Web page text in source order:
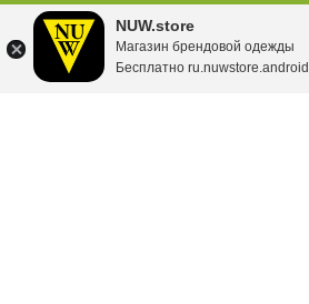
NUW.store
Магазин брендовой одежды
Бесплатно ru.nuwstore.android